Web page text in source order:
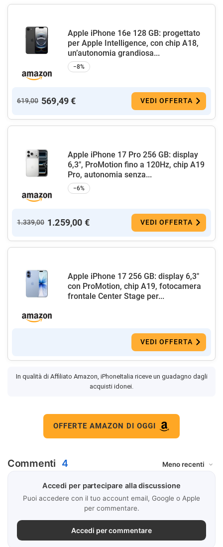
Apple iPhone 16e 128 GB: progettato
per Apple Intelligence, con chip A18,
un’autonomia grandiosa...
−8%
619,00 569,49 € VEDI OFFERTA
Apple iPhone 17 Pro 256 GB: display
6,3", ProMotion fino a 120Hz, chip A19
Pro, autonomia senza...
−6%
1.339,00 1.259,00 € VEDI OFFERTA
Apple iPhone 17 256 GB: display 6,3"
con ProMotion, chip A19, fotocamera
frontale Center Stage per...
VEDI OFFERTA
In qualità di Affiliato Amazon, iPhoneItalia riceve un guadagno dagli
acquisti idonei.
OFFERTE AMAZON DI OGGI
Commenti 4
Accedi per partecipare alla discussione
Puoi accedere con il tuo account email, Google o Apple
per commentare.
Accedi per commentare